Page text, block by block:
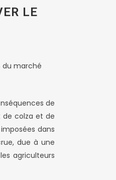
LE
du marché
de
de colza et de
dans
due à une
agriculteurs